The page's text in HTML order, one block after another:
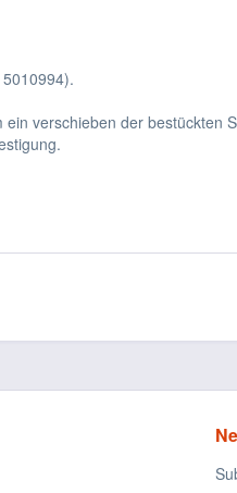
verschieben der bestückten